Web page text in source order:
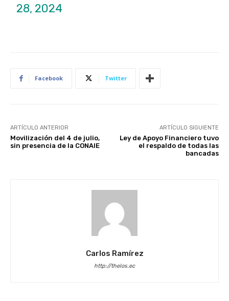
28, 2024
Facebook Twitter
ARTÍCULO ANTERIOR
Movilización del 4 de julio,
sin presencia de la CONAIE
ARTÍCULO SIGUIENTE
Ley de Apoyo Financiero tuvo
el respaldo de todas las
bancadas
Carlos Ramírez
http://thelos.ec